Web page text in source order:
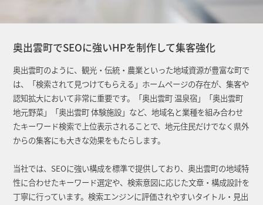
奥出雲町でSEOに強いHPを制作して集客強化
奥出雲町のように、観光・伝統・農業といった地域資源が豊富な町で
は、「検索されて見つけてもらえる」ホームページの存在が、集客や
認知拡大において非常に重要です。「奥出雲町 温泉宿」「奥出雲町
地元野菜」「奥出雲町 体験施設」など、地域名と業種を組み合わせ
たキーワード検索で上位表示されることで、地元住民だけでなく県外
からの集客にも大きな効果をもたらします。
当社では、SEOに強い構成を標準で提供しており、奥出雲町の地域特
性に合わせたキーワード選定や、検索意図に応じた文章・構成設計を
丁寧に行っています。検索エンジンに評価されやすいタイトル・見出